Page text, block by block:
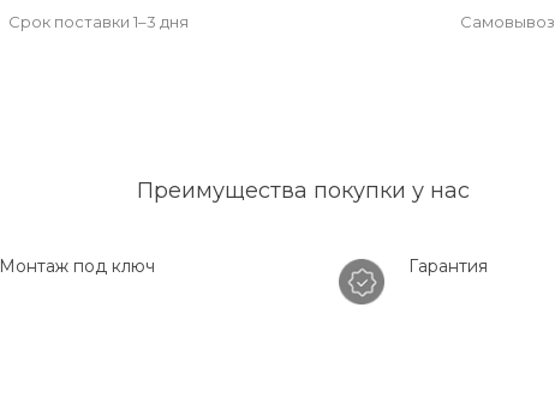
Срок поставки 1–3 дня Самовывоз
Преимущества покупки у нас
Монтаж под ключ Гарантия